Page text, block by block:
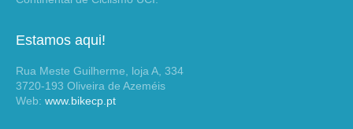
Estamos aqui!
Rua Meste Guilherme, loja A, 334
3720-193 Oliveira de Azeméis
Web: www.bikecp.pt